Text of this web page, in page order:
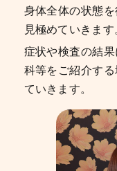
身体全体の状態
見極めていきます。
症状や検査の結
科等をご紹介す
ていきます。